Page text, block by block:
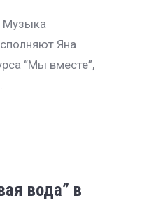
Музыка
Яна
“Мы вместе”,
вода” в